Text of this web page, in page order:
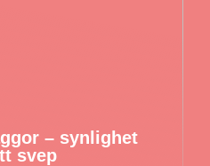
– synlighet
svep